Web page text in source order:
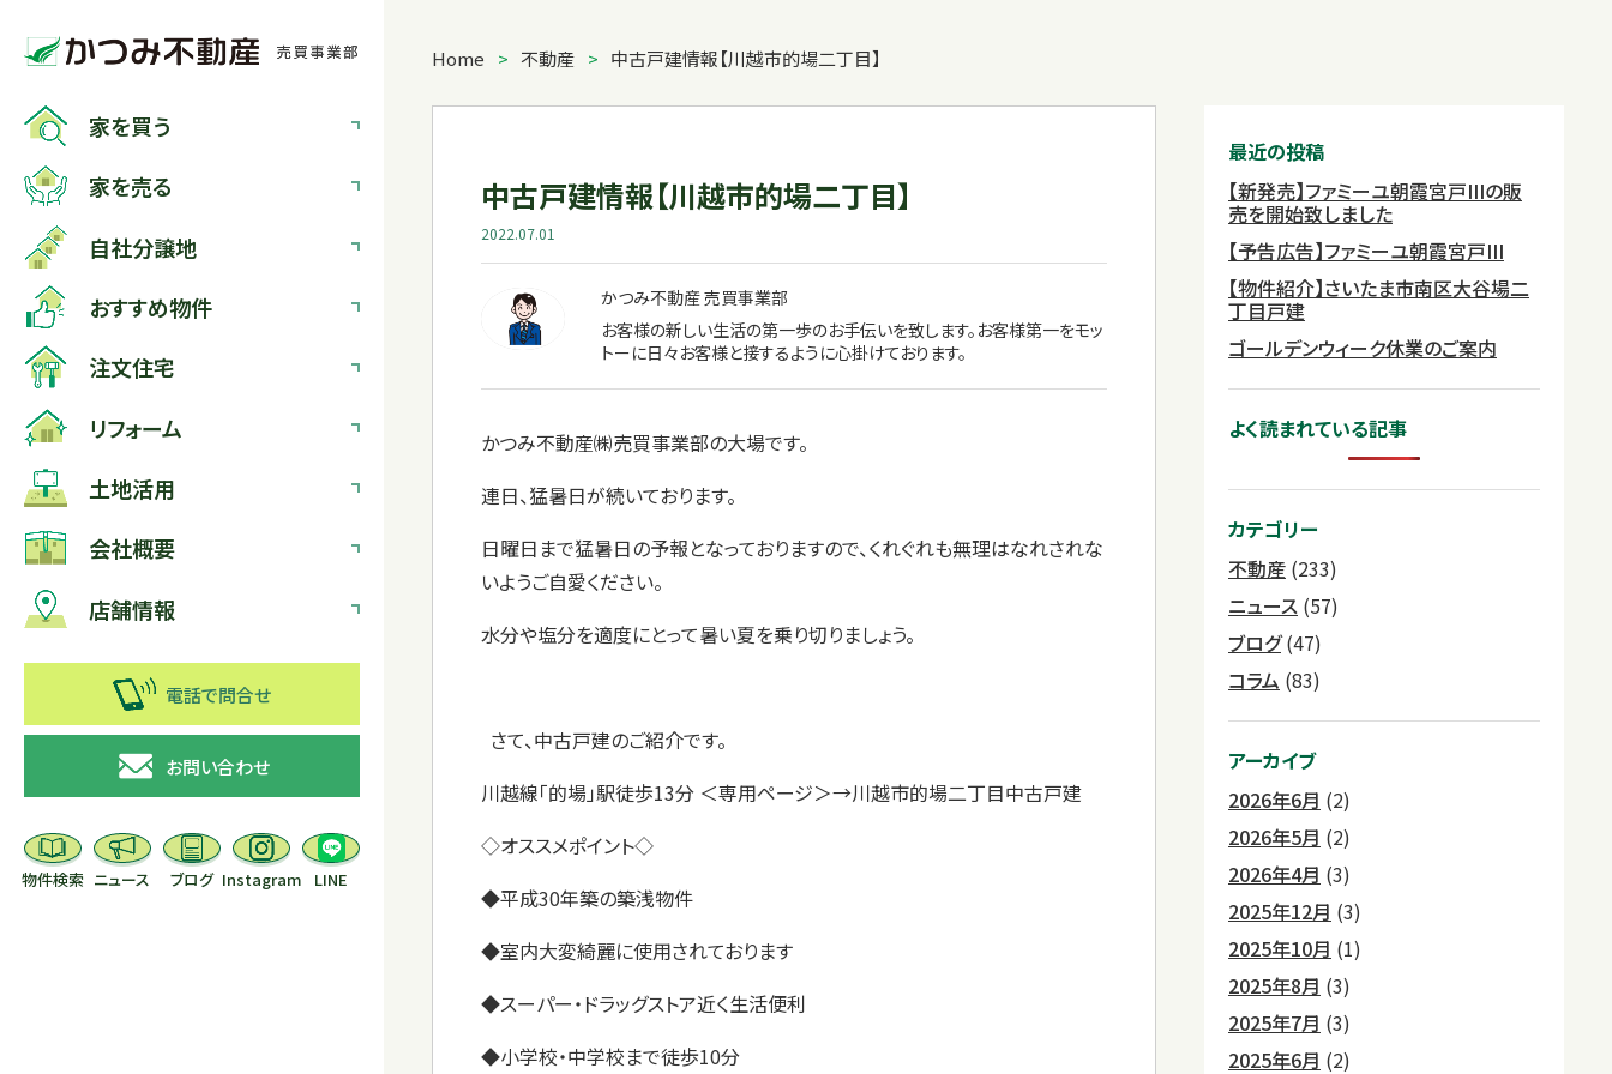
家を買う
家を売る
自社分譲地
おすすめ物件
注文住宅
リフォーム
土地活用
会社概要
店舗情報
電話で問合せ
お問い合わせ
物件検索 ニュース ブログ Instagram LINE
Home > 不動産 > 中古戸建情報【川越市的場二丁目】
中古戸建情報【川越市的場二丁目】
2022.07.01
かつみ不動産 売買事業部
お客様の新しい生活の第一歩のお手伝いを致します。お客様第一をモッ
トーに日々お客様と接するように心掛けております。
かつみ不動産㈱売買事業部の大場です。
連日、猛暑日が続いております。
日曜日まで猛暑日の予報となっておりますので、くれぐれも無理はなれされな
いようご自愛ください。
水分や塩分を適度にとって暑い夏を乗り切りましょう。
さて、中古戸建のご紹介です。
川越線「的場」駅徒歩13分 ＜専用ページ＞→川越市的場二丁目中古戸建
◇オススメポイント◇
◆平成30年築の築浅物件
◆室内大変綺麗に使用されております
◆スーパー・ドラッグストア近く生活便利
◆小学校・中学校まで徒歩10分
最近の投稿
【新発売】ファミーユ朝霞宮戸IIIの販
売を開始致しました
【予告広告】ファミーユ朝霞宮戸III
【物件紹介】さいたま市南区大谷場二
丁目戸建
ゴールデンウィーク休業のご案内
よく読まれている記事
カテゴリー
不動産 (233)
ニュース (57)
ブログ(47)
コラム (83)
アーカイブ
2026年6月 (2)
2026年5月 (2)
2026年4月 (3)
2025年12月 (3)
2025年10月 (1)
2025年8月 (3)
2025年7月 (3)
2025年6月 (2)